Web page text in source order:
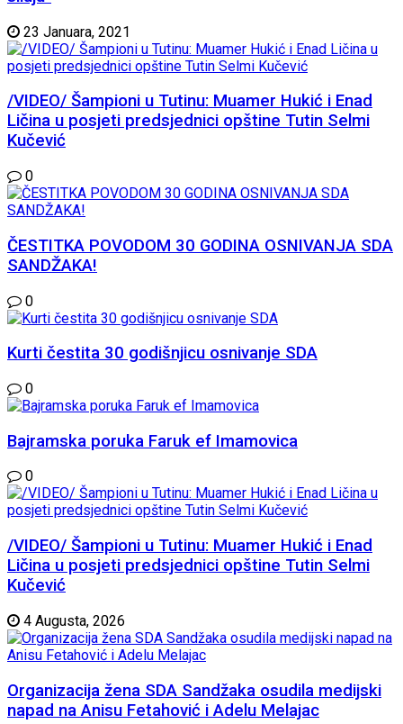
23 Januara, 2021
/VIDEO/ Šampioni u Tutinu: Muamer Hukić i Enad
Ličina u posjeti predsjednici opštine Tutin Selmi
Kučević
0
ČESTITKA POVODOM 30 GODINA OSNIVANJA SDA
SANDŽAKA!
0
Kurti čestita 30 godišnjicu osnivanje SDA
0
Bajramska poruka Faruk ef Imamovica
0
/VIDEO/ Šampioni u Tutinu: Muamer Hukić i Enad
Ličina u posjeti predsjednici opštine Tutin Selmi
Kučević
4 Augusta, 2026
Organizacija žena SDA Sandžaka osudila medijski
napad na Anisu Fetahović i Adelu Melajac